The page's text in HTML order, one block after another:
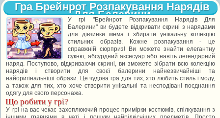
Гра Брейнрот Розпакування Нарядів
Для Балерини
У грі "Брейнрот Розпакування Нарядів Для
Балерини" ви будете відкривати скрині з нарядами
для дівчинки мема і збирати унікальну колекцію
стильних образів. Кожне розпакування - це
справжній сюрприз! Ви можете знайти елегантну
сукню, абсурдний аксесуар або навіть легендарний
наряд. Поступово, відкриваючи скрині, ви зможете зібрати всю колекцію
нарядів і створити для своєї балерини найнезвичайніші та
найоригінальніші образи. Це чудова гра для тих, хто любить стиль і моду,
а також для тих, хто хоче створити унікальні та несподівані поєднання
одягу для свого персонажа.
Що робити у грі?
У грі на вас чекає захоплюючий процес примірки костюмів, спілкування з